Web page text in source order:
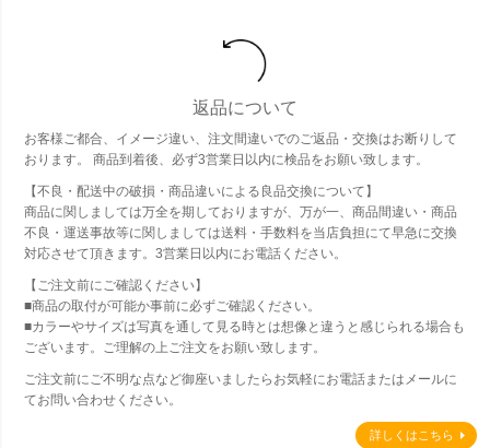
返品について
お客様ご都合、イメージ違い、注文間違いでのご返品・交換はお断りして
おります。 商品到着後、必ず3営業日以内に検品をお願い致します。
【不良・配送中の破損・商品違いによる良品交換について】
商品に関しましては万全を期しておりますが、万が一、商品間違い・商品
不良・運送事故等に関しましては送料・手数料を当店負担にて早急に交換
対応させて頂きます。3営業日以内にお電話ください。
【ご注文前にご確認ください】
■商品の取付が可能か事前に必ずご確認ください。
■カラーやサイズは写真を通して見る時とは想像と違うと感じられる場合も
ございます。ご理解の上ご注文をお願い致します。
ご注文前にご不明な点など御座いましたらお気軽にお電話またはメールに
てお問い合わせください。
詳しくはこちら